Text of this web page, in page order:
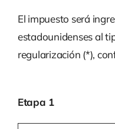
El impuesto será
estadounidenses al
regularización (*),
Etapa 1